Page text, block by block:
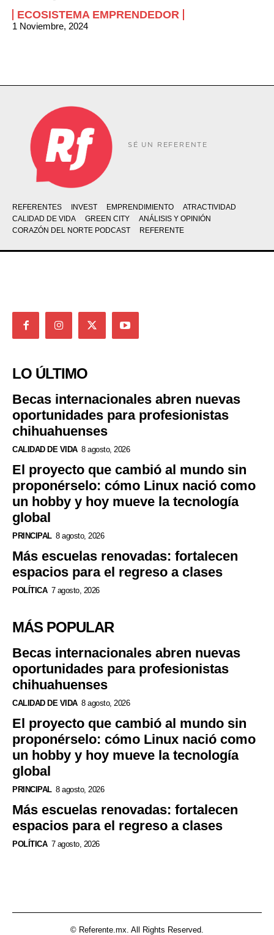
ECOSISTEMA EMPRENDEDOR
1 Noviembre, 2024
SÉ UN REFERENTE
REFERENTES INVEST EMPRENDIMIENTO
ATRACTIVIDAD
CALIDAD DE VIDA
GREEN CITY
ANÁLISIS Y OPINIÓN
CORAZÓN DEL NORTE PODCAST
REFERENTE
LO ÚLTIMO
Becas internacionales abren nuevas
oportunidades para profesionistas
chihuahuenses
CALIDAD DE VIDA 8 agosto, 2026
El proyecto que cambió al mundo sin
proponérselo: cómo Linux nació como
un hobby y hoy mueve la tecnología
global
PRINCIPAL 8 agosto, 2026
Más escuelas renovadas: fortalecen
espacios para el regreso a clases
POLÍTICA 7 agosto, 2026
MÁS POPULAR
Becas internacionales abren nuevas
oportunidades para profesionistas
chihuahuenses
CALIDAD DE VIDA 8 agosto, 2026
El proyecto que cambió al mundo sin
proponérselo: cómo Linux nació como
un hobby y hoy mueve la tecnología
global
PRINCIPAL 8 agosto, 2026
Más escuelas renovadas: fortalecen
espacios para el regreso a clases
POLÍTICA 7 agosto, 2026
© Referente.mx. All Rights Reserved.